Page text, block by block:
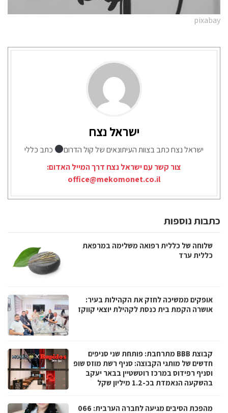
pixabay
ישראל נצח
ישראל נצח כתב בצוות העיתונאים של קול הדרום
כתב כללי
צור קשר עם ישראל נצח דרך המייל האדום:
office@mekomonet.co.il
כתבות נוספות
שלוחה של כללית רפואה משלימה במרפאת
כללית ערד
אופקים ממשיכה לחזק את הקהילות בעיר:
אושרה הקמת בית כנסת לקהילת יוצאי קווקז
קבוצת BBB מתרחבת: פותחת שני סניפים
חדשים של מותגי הקבוצה: סניף רשת מוזס שופ
וסניף רפידוס במרכז רוטשטיין בבאר יעקב
בהשקעה הנאמדת בכ-1.2 מיליון שקל
מהפכת הסיבים מגיעה לחברה הערבית: 066